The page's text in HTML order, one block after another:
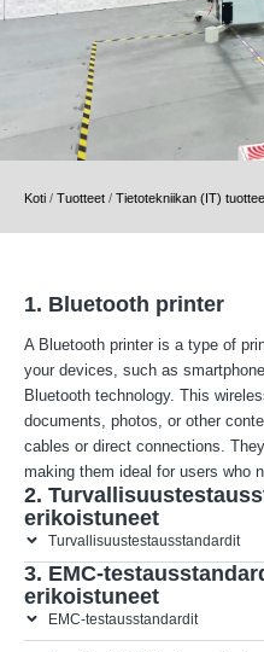
Koti / Tuotteet / Tietotekniikan (IT)
1. Bluetooth printer
A Bluetooth printer is a type of
your devices, such as
Bluetooth technology. This
documents, photos, or other
cables or direct connections.
making them ideal for users who
2.
erikoistuneet
Turvallisuustestausstandardit
3. EMC-
erikoistuneet
EMC-testausstandardit